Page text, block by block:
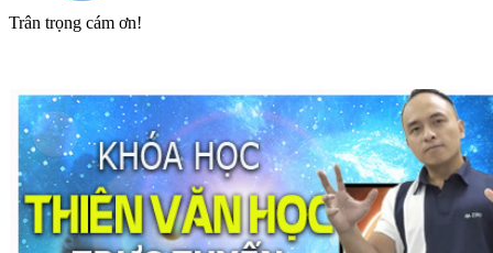
Trân trọng cám ơn!